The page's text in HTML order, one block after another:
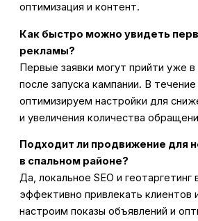
оптимизация и контент.
Как быстро можно увидеть
рекламы?
Первые заявки могут прийти уже
после запуска кампании. В
оптимизируем настройки для
и увеличения количества
Подходит ли продвижение для
в спальном районе?
Да, локальное SEO и
эффективно привлекать клиентов
настроим показы объявлений и